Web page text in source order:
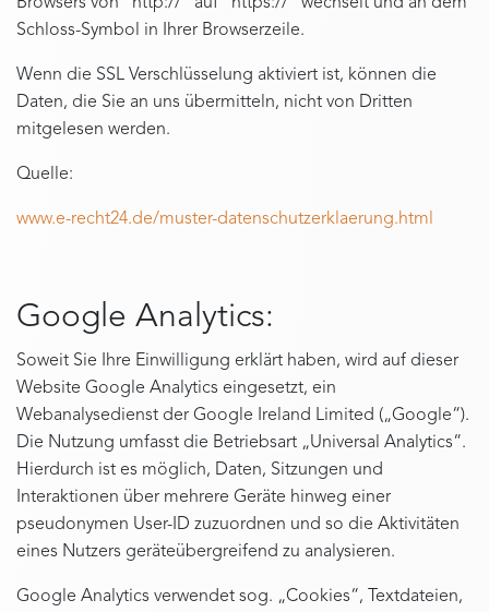
Schloss-Symbol in Ihrer Browserzeile.
Wenn die SSL Verschlüsselung aktiviert ist, können die
Daten, die Sie an uns übermitteln, nicht von Dritten
mitgelesen werden.
Quelle:
www.e-recht24.de/muster-datenschutzerklaerung.html
Google Analytics:
Soweit Sie Ihre Einwilligung erklärt haben, wird auf dieser
Website Google Analytics eingesetzt, ein
Webanalysedienst der Google Ireland Limited („Google“).
Die Nutzung umfasst die Betriebsart „Universal Analytics“.
Hierdurch ist es möglich, Daten, Sitzungen und
Interaktionen über mehrere Geräte hinweg einer
pseudonymen User-ID zuzuordnen und so die Aktivitäten
eines Nutzers geräteübergreifend zu analysieren.
Google Analytics verwendet sog. „Cookies“, Textdateien,